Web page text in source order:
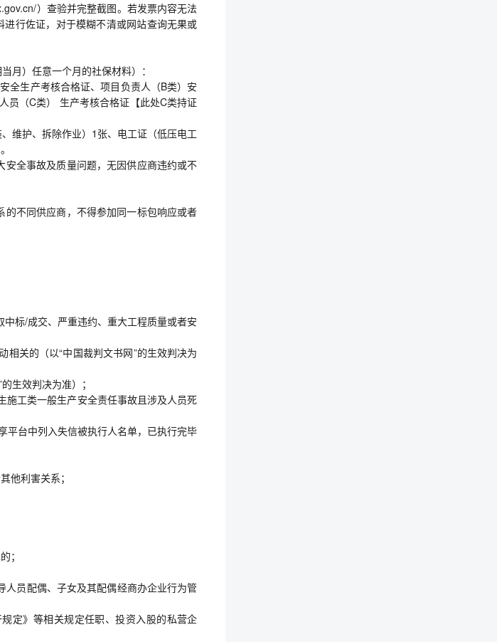
）查验并完整截图。若发票内容无法
行佐证，对于模糊不清或网站查询无果或
月）任意一个月的社保材料）：
全生产考核合格证、项目负责人（B类）安
员（C类） 生产考核合格证【此处C类持证
维护、拆除作业）1张、电工证（低压电工
全事故及质量问题，无因供应商违约或不
不同供应商，不得参加同一标包响应或者
标/成交、严重违约、重大工程质量或者安
相关的（以“中国裁判文书网”的生效判决为
生效判决为准）；
施工类一般生产安全责任事故且涉及人员死
平台中列入失信被执行人名单，已执行完毕
他利害关系；
；
人员配偶、子女及其配偶经商办企业行为管
定》等相关规定任职、投资入股的私营企